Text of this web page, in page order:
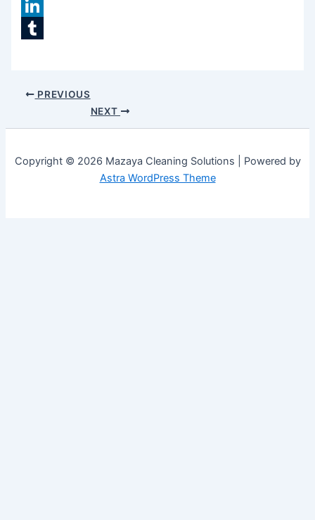
Pinterest
LinkedIn
PREVIOUS
NEXT
Copyright © 2026 Mazaya Cleaning Solutions | Powered by
Astra WordPress Theme